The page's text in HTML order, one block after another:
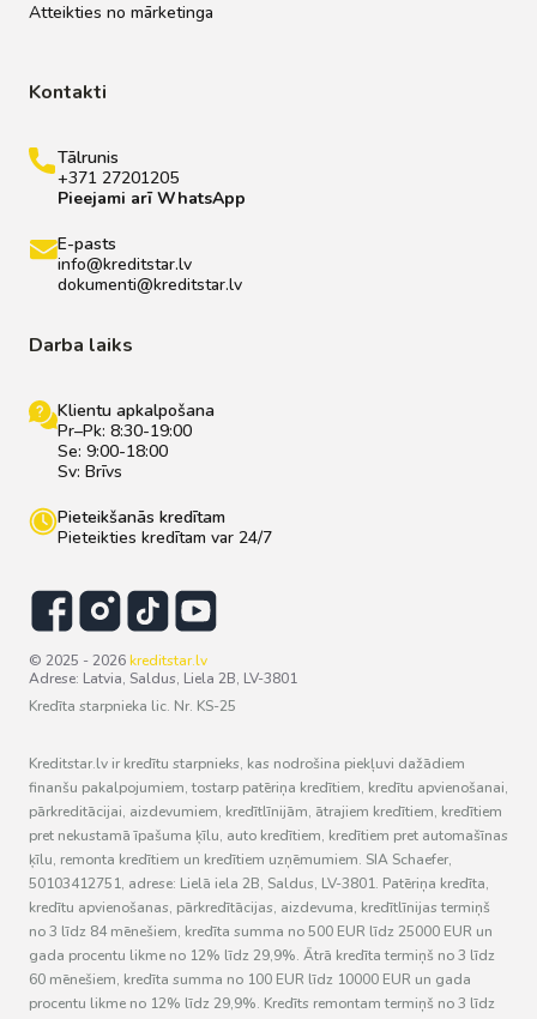
© 2025 - 2026kreditstar.lv
Adrese: Latvia, Saldus, Liela 2B, LV-3801
Kredīta starpnieka lic. Nr. KS-25
Atteikties no mārketinga
Kontakti
Tālrunis
+371 27201205
Pieejami arī WhatsApp
E-pasts
info@kreditstar.lv
dokumenti@kreditstar.lv
Darba laiks
Klientu apkalpošana
Pr–Pk: 8:30-19:00
Se: 9:00-18:00
Sv: Brīvs
Pieteikšanās kredītam
Pieteikties kredītam var 24/7
Kreditstar.lv ir kredītu starpnieks, kas nodrošina piekļuvi dažādiem
finanšu pakalpojumiem, tostarp patēriņa kredītiem, kredītu apvienošanai,
pārkreditācijai, aizdevumiem, kredītlīnijām, ātrajiem kredītiem, kredītiem
pret nekustamā īpašuma ķīlu, auto kredītiem, kredītiem pret automašīnas
ķīlu, remonta kredītiem un kredītiem uzņēmumiem. SIA Schaefer,
50103412751, adrese: Lielā iela 2B, Saldus, LV-3801. Patēriņa kredīta,
kredītu apvienošanas, pārkredītācijas, aizdevuma, kredītlīnijas termiņš
no 3 līdz 84 mēnešiem, kredīta summa no 500 EUR līdz 25000 EUR un
gada procentu likme no 12% līdz 29,9%. Ātrā kredīta termiņš no 3 līdz
60 mēnešiem, kredīta summa no 100 EUR līdz 10000 EUR un gada
procentu likme no 12% līdz 29,9%. Kredīts remontam termiņš no 3 līdz